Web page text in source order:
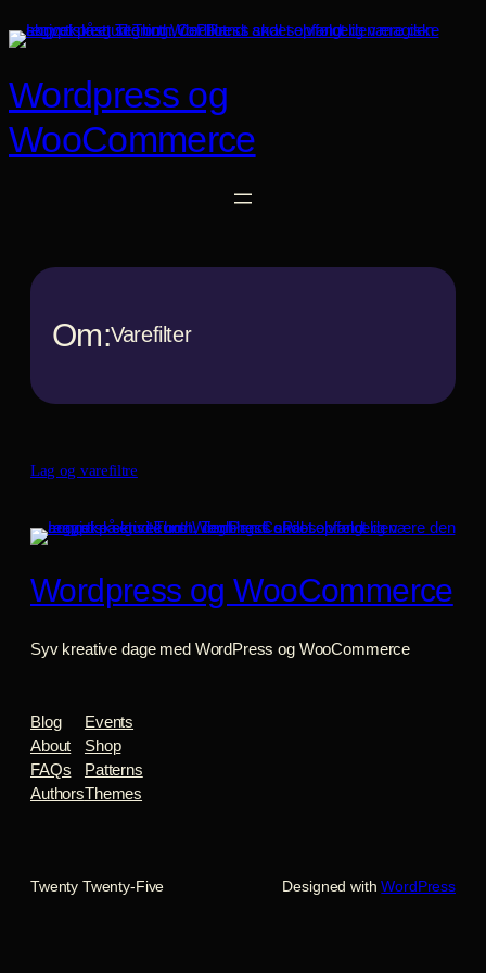
til
Wordpress og
WooCommerce
Om:Varefilter
Lag og varefiltre
Wordpress og WooCommerce
Syv kreative dage med WordPress og WooCommerce
Blog
About
FAQs
Authors
Events
Shop
Patterns
Themes
Twenty Twenty-Five Designed withWordPress